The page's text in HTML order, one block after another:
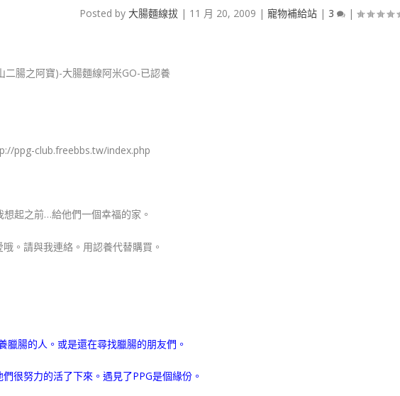
Posted by 大腸麵線拔| 11 月 20, 2009 | 寵物補給站| 3 |
ppg-club.freebbs.tw/index.php
想起之前…給他們一個幸福的家。
。請與我連絡。用認養代替購買。
臘腸的人。或是還在尋找臘腸的朋友們。
很努力的活了下來。遇見了PPG是個緣份。